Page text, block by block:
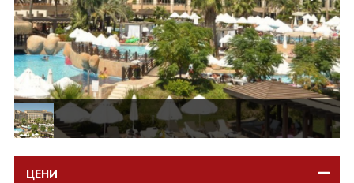
ПОСЛЕДВАЙТЕ НИ
ЦЕНИ